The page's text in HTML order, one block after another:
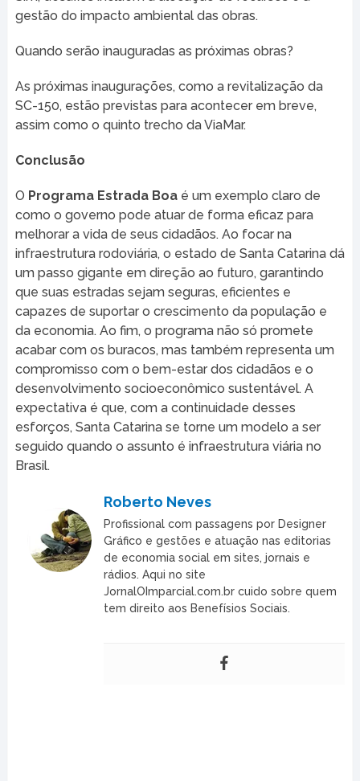
gestão do impacto ambiental das obras.
Quando serão inauguradas as próximas obras?
As próximas inaugurações, como a revitalização da
SC-150, estão previstas para acontecer em breve,
assim como o quinto trecho da ViaMar.
Conclusão
O Programa Estrada Boaé um exemplo claro de
como o governo pode atuar de forma eficaz para
melhorar a vida de seus cidadãos. Ao focar na
infraestrutura rodoviária, o estado de Santa Catarina dá
um passo gigante em direção ao futuro, garantindo
que suas estradas sejam seguras, eficientes e
capazes de suportar o crescimento da população e
da economia. Ao fim, o programa não só promete
acabar com os buracos, mas também representa um
compromisso com o bem-estar dos cidadãos e o
desenvolvimento socioeconômico sustentável. A
expectativa é que, com a continuidade desses
esforços, Santa Catarina se torne um modelo a ser
seguido quando o assunto é infraestrutura viária no
Brasil.
Roberto Neves
Profissional com passagens por Designer
Gráfico e gestões e atuação nas editorias
de economia social em sites, jornais e
rádios. Aqui no site
JornalOImparcial.com.br cuido sobre quem
tem direito aos Benefísios Sociais.